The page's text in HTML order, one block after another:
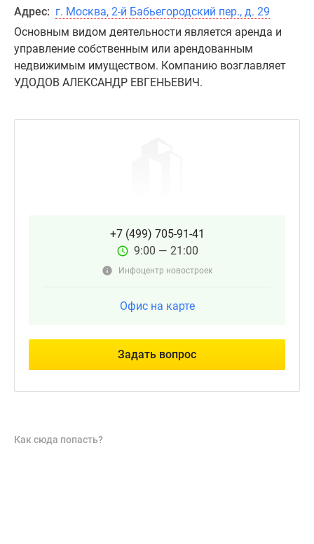
Адрес: г. Москва, 2-й Бабьегородский пер., д. 29
Основным видом деятельности является аренда и
управление собственным или арендованным
недвижимым имуществом. Компанию возглавляет
УДОДОВ АЛЕКСАНДР ЕВГЕНЬЕВИЧ.
+7 (499) 705-91-41
9:00 — 21:00
Инфоцентр новостроек
Офис на карте
Задать вопрос
Как сюда попасть?